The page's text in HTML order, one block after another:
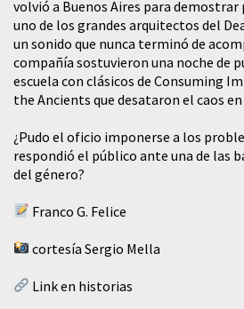
volvió a Buenos Aires para demostrar
uno de los grandes arquitectos del
un sonido que nunca terminó de
compañía sostuvieron una noche de
escuela con clásicos de Consuming
the Ancients que desataron el caos
¿Pudo el oficio imponerse a los
respondió el público ante una de las
del género?
Franco G. Felice
cortesía Sergio Mella
Link en historias